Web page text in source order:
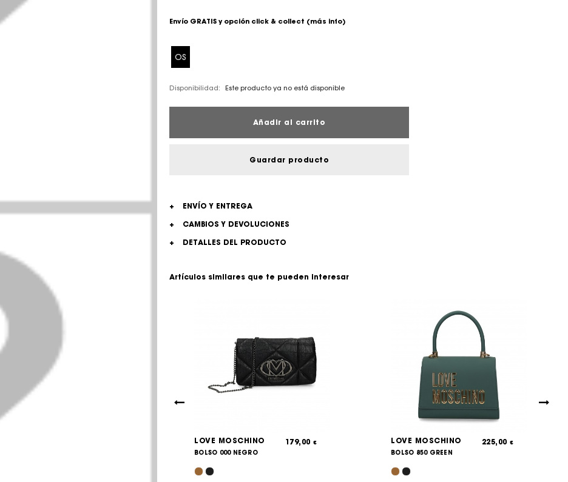
Envío GRATIS y opción click & collect (más info)
OS
Disponibilidad: Este producto ya no está disponible
Añadir al carrito
Guardar producto
+
ENVÍO Y ENTREGA
+
CAMBIOS Y DEVOLUCIONES
+
DETALLES DEL PRODUCTO
Artículos similares que te pueden interesar
LOVE MOSCHINO
BOLSO 000 NEGRO
179,00€ LOVE MOSCHINO
BOLSO 850 GREEN
225,00€